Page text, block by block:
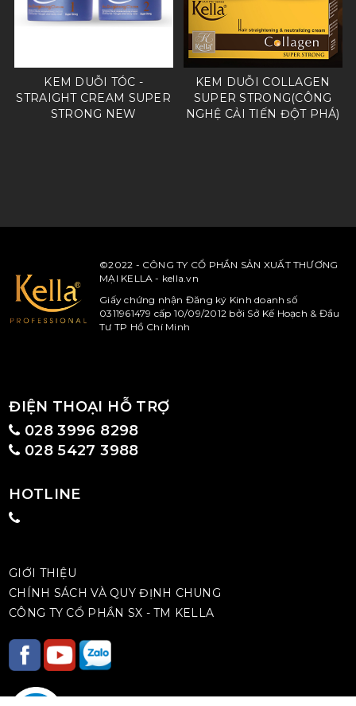
KEM DUỖI TÓC -
STRAIGHT CREAM SUPER
STRONG NEW
KEM DUỖI COLLAGEN
SUPER STRONG(CÔNG
NGHỆ CẢI TIẾN ĐỘT PHÁ)
©2022 - CÔNG TY CỔ PHẦN SẢN XUẤT THƯƠNG
MẠI KELLA - kella.vn
Giấy chứng nhận Đăng ký Kinh doanh số
0311961479 cấp 10/09/2012 bởi Sở Kế Hoạch & Đầu
Tư TP Hồ Chí Minh
ĐIỆN THOẠI HỖ TRỢ
028 3996 8298
028 5427 3988
HOTLINE
GIỚI THIỆU
CHÍNH SÁCH VÀ QUY ĐỊNH CHUNG
CÔNG TY CỔ PHẦN SX - TM KELLA